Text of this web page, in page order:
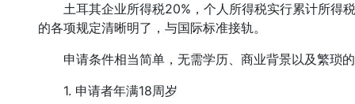
土耳其企业所得税20%，个人所得税实行累计所得
的各项规定清晰明了，与国际标准接轨。
申请条件相当简单，无需学历、商业背景以及繁琐
1. 申请者年满18周岁